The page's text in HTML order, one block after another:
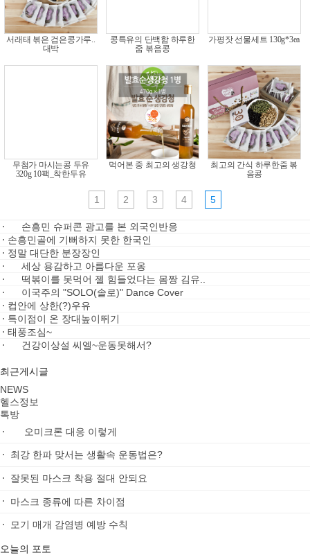
어린이집에서 재구매율
높은 물비누
무첨가 마시는콩 두유
320g 10팩_착한두유
가평잣 선물세트 500g×1ea
서래태 볶은 검은콩가루..
대박
콩특유의 단백함 하루한
콩을 통째로 간 착한전두
부
1 2 3 4 5
손흥민 슈퍼콘 광고를 본 외국인반응
손흥민골에 기뻐하지 못한 한국인
정말 대단한 분장장인
세상 용감하고 아름다운 포옹
떡볶이를 못먹어 젤 힘들었다는 몸짱 김유..
이국주의 "SOLO(솔로)" Dance Cover
컵안에 상한(?)우유
특이점이 온 장대높이뛰기
태풍조심~
건강이상설 씨엘~운동못해서?
최근게시글
NEWS
헬스정보
톡방
드디어 김건희 등판
찐남매 인증한 악동
아직도 외국인 승차거부하나요?
이분들 역시 국가대표
양궁은 역시~국가대표되는게 메달보다 어렵다던..
오늘의 포토